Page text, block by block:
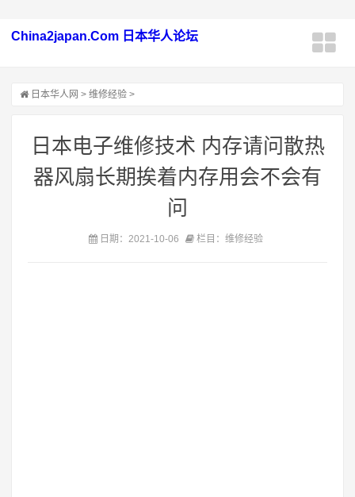
China2japan.Com 日本华人论坛
日本华人网 > 维修经验 >
日本电子维修技术 内存请问散热
器风扇长期挨着内存用会不会有
问
日期：2021-10-06 栏目：维修经验